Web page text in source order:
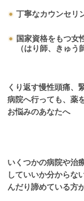
丁寧なカウンセリ
国家資格をもつ女
（はり師、きゅう
くり返す慢性頭痛、
病院へ行っても、薬
お悩みのあなたへ
いくつかの病院や治
していいか分からな
んだり諦めている方